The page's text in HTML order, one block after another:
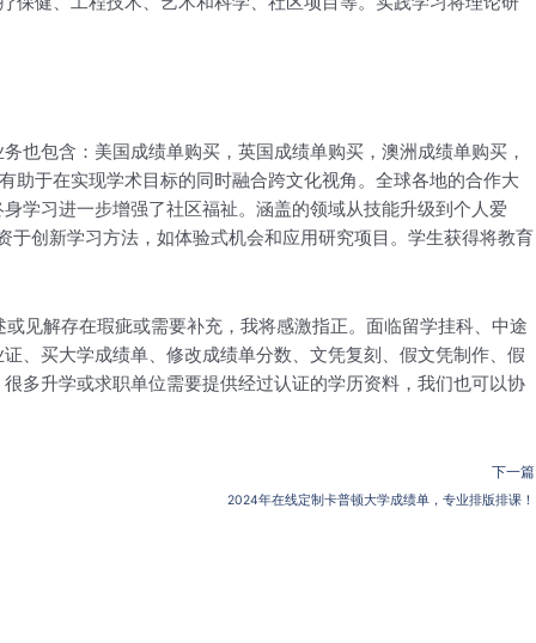
也包含：美国成绩单购买，英国成绩单购买，澳洲成绩单购买，
于在实现学术目标的同时融合跨文化视角。全球各地的合作大
学习进一步增强了社区福祉。涵盖的领域从技能升级到个人爱
创新学习方法，如体验式机会和应用研究项目。学生获得将教育
见解存在瑕疵或需要补充，我将感激指正。面临留学挂科、中途
、买大学成绩单、修改成绩单分数、文凭复刻、假文凭制作、假
多升学或求职单位需要提供经过认证的学历资料，我们也可以协
下一篇
2024年在线定制卡普顿大学成绩单，专业排版排课！